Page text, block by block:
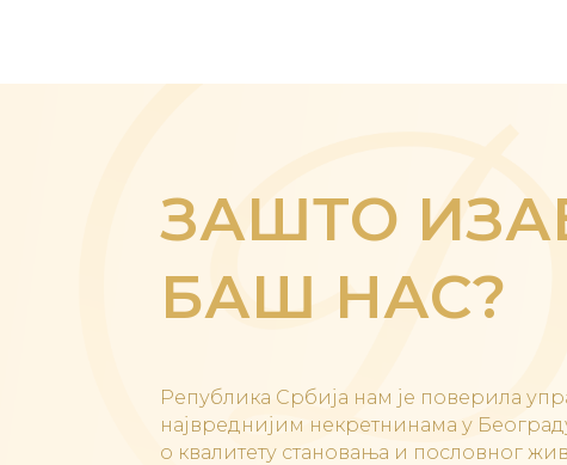
ЗАШТО
БАШ НАС?
Република Србија нам је поверила
највреднијим некретнинама у
о квалитету становања и пословног